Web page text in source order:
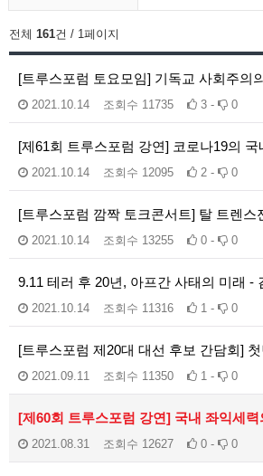
전체 161건 / 1페이지
[트루스포럼 토요모임] 기독교 사회주의
2021.10.14 조회수 11735 3 - 0
[제61회 트루스포럼 강연] 코로나19의
2021.10.14 조회수 12095 2 - 0
[트루스포럼 깜짝 토크콘서트] 탈 트렌
2021.10.14 조회수 13255 0 - 0
9.11 테러 후 20년, 아프간 사태의 미래 -
2021.10.14 조회수 11316 1 - 0
[트루스포럼 제20대 대선 후보 간담회]
2021.09.11 조회수 11350 1 - 0
[제60회 트루스포럼 강연] 국내 좌익세
2021.08.31 조회수 12627 0 - 0